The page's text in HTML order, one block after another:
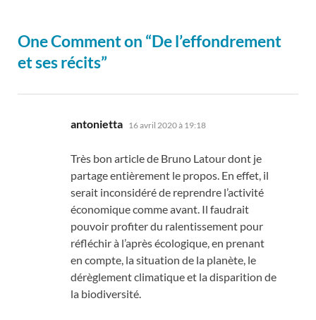
One Comment on “De l’effondrement
et ses récits”
antonietta dit :
16 avril 2020 à 19:18
Très bon article de Bruno Latour dont je
partage entièrement le propos. En effet, il
serait inconsidéré de reprendre l’activité
économique comme avant. Il faudrait
pouvoir profiter du ralentissement pour
réfléchir à l’après écologique, en prenant
en compte, la situation de la planète, le
dérèglement climatique et la disparition de
la biodiversité.